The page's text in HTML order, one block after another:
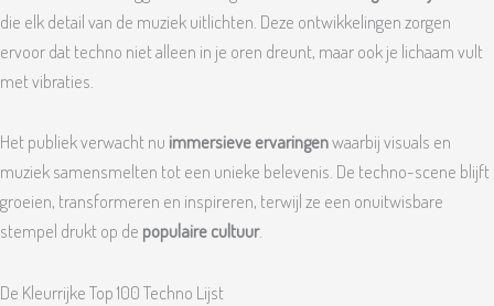
die elk detail van de muziek uitlichten. Deze ontwikkelingen zorgen
ervoor dat techno niet alleen in je oren dreunt, maar ook je lichaam vult
met vibraties.
Het publiek verwacht nu immersieve ervaringenwaarbij visuals en
muziek samensmelten tot een unieke belevenis. De techno-scene blijft
groeien, transformeren en inspireren, terwijl ze een onuitwisbare
stempel drukt op de populaire cultuur.
De Kleurrijke Top 100 Techno Lijst